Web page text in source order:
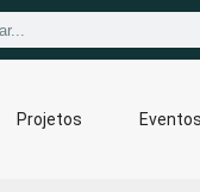
Projetos